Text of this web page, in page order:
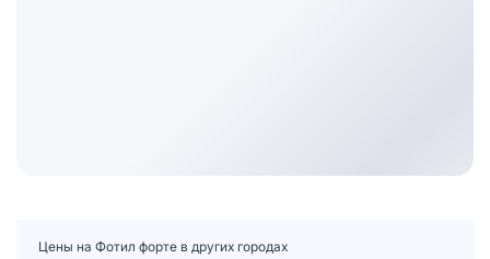
Цены на Фотил форте в других городах